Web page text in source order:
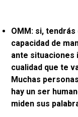
OMM: si,
capacidad de
ante situaciones
cualidad que te
Muchas
hay un ser
miden sus